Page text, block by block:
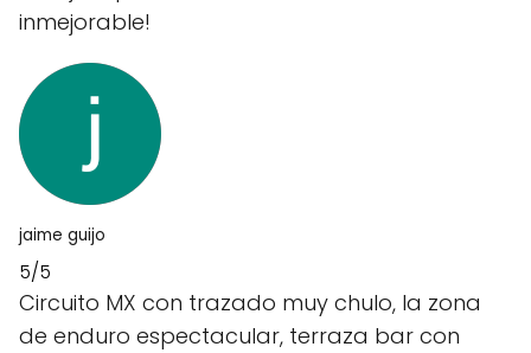
inmejorable!
jaime guijo
5/5
Circuito MX con trazado muy chulo, la zona
de enduro espectacular, terraza bar con